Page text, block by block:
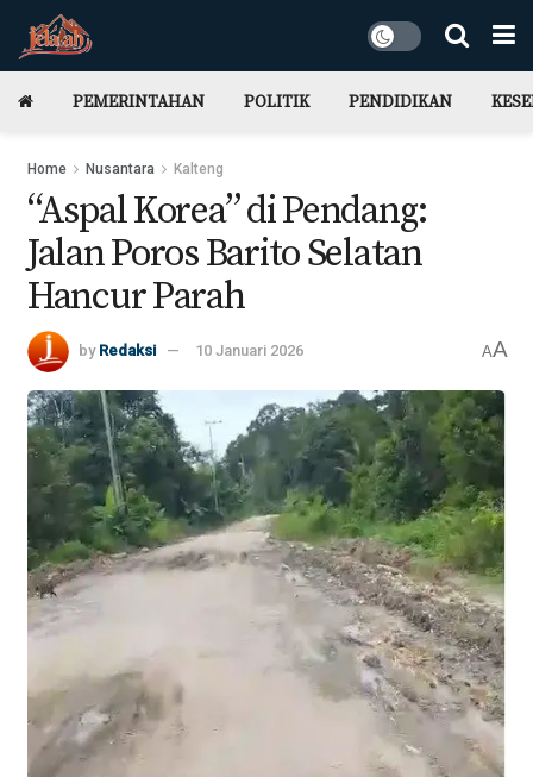
PEMERINTAHAN POLITIK PENDIDIKAN
Home Nusantara Kalteng
“Aspal Korea” di Pendang:
Jalan Poros Barito Selatan
Hancur Parah
by Redaksi 10 Januari 2026 AA